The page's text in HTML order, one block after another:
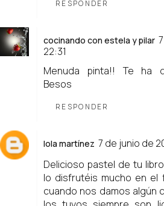
RESPONDER
cocinando con estela y pilar
22:31
Menuda pinta!! Te ha
Besos
RESPONDER
lola martínez 7 de junio de
Delicioso pastel de tu
lo disfrutéis mucho en el
cuando nos damos algún